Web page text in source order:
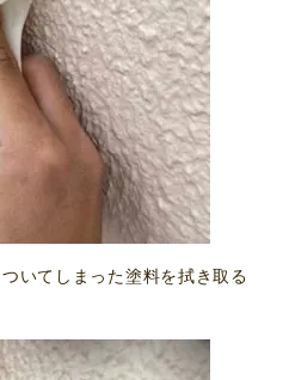
いてしまった塗料を拭き取る